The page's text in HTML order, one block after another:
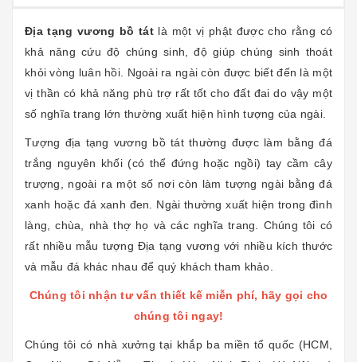
Địa tạng vương bồ tátlà một vị phật được cho rằng có
khả năng cứu độ chúng sinh, độ giúp chúng sinh thoát
khỏi vòng luân hồi. Ngoài ra ngài còn được biết đến là một
vị thần có khả năng phù trợ rất tốt cho đất đai do vậy một
số nghĩa trang lớn thường xuất hiện hình tượng của ngài.
Tượng địa tạng vương bồ tát thường được làm bằng đá
trắng nguyên khối (có thể đứng hoặc ngồi) tay cầm cây
trượng, ngoài ra một số nơi còn làm tượng ngài bằng đá
xanh hoặc đá xanh đen. Ngài thường xuất hiện trong đình
làng, chùa, nhà thợ họ và các nghĩa trang. Chúng tôi có
rất nhiều mẫu tượng Địa tạng vương với nhiều kích thước
và mẫu đá khác nhau để quý khách tham khảo.
Chúng tôi nhận tư vấn thiết kế miễn phí, hãy gọi cho
chúng tôi ngay!
Chúng tôi có nhà xưởng tại khắp ba miền tổ quốc (HCM,